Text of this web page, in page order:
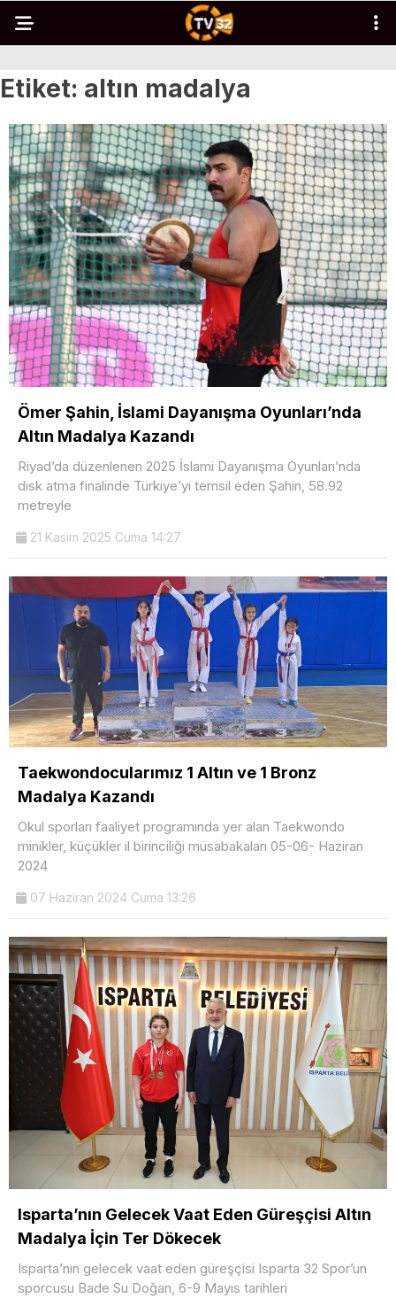
Etiket: altın madalya
Ömer Şahin, İslami Dayanışma Oyunları’nda
Altın Madalya Kazandı
Riyad’da düzenlenen 2025 İslami Dayanışma Oyunları’nda
disk atma finalinde Türkiye’yi temsil eden Şahin, 58.92
metreyle
21 Kasım 2025 Cuma 14:27
Taekwondocularımız 1 Altın ve 1 Bronz
Madalya Kazandı
Okul sporları faaliyet programında yer alan Taekwondo
minikler, küçükler il birinciliği müsabakaları 05-06- Haziran
2024
07 Haziran 2024 Cuma 13:26
Isparta’nın Gelecek Vaat Eden Güreşçisi Altın
Madalya İçin Ter Dökecek
Isparta’nın gelecek vaat eden güreşçisi Isparta 32 Spor’un
sporcusu Bade Su Doğan, 6-9 Mayıs tarihleri